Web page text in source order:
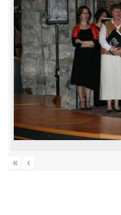
« ‹